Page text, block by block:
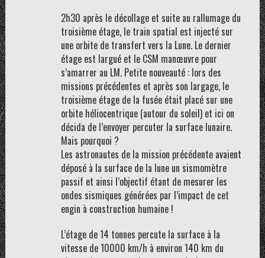
2h30 après le décollage et suite au rallumage du
troisième étage, le train spatial est injecté sur
une orbite de transfert vers la Lune. Le dernier
étage est largué et le CSM manœuvre pour
s’amarrer au LM. Petite nouveauté : lors des
missions précédentes et après son largage, le
troisième étage de la fusée était placé sur une
orbite héliocentrique (autour du soleil) et ici on
décida de l’envoyer percuter la surface lunaire.
Mais pourquoi ?
Les astronautes de la mission précédente avaient
déposé à la surface de la lune un sismomètre
passif et ainsi l’objectif étant de mesurer les
ondes sismiques générées par l’impact de cet
engin à construction humaine !
L’étage de 14 tonnes percute la surface à la
vitesse de 10000 km/h à environ 140 km du